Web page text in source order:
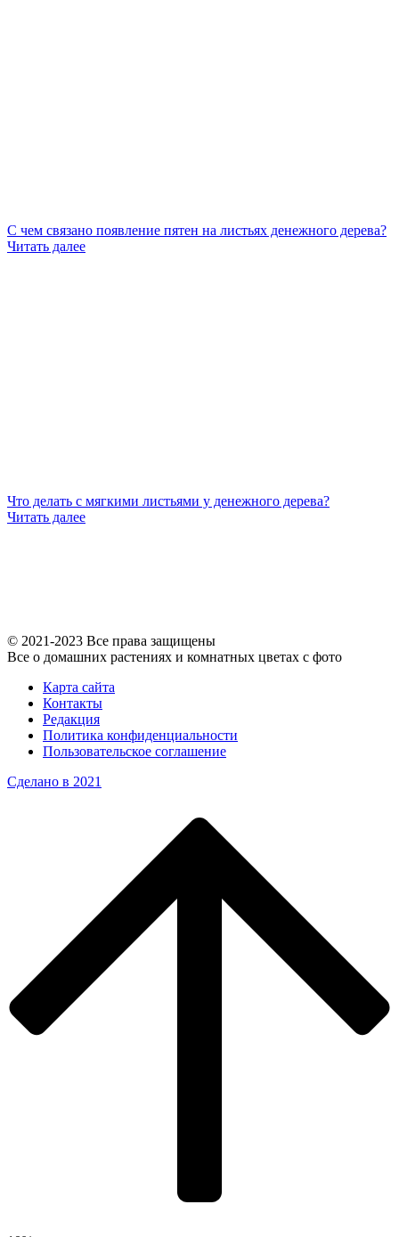
С чем связано появление пятен на листьях денежного дерева?
Читать далее
Что делать с мягкими листьями у денежного дерева?
Читать далее
© 2021-2023 Все права защищены
Все о домашних растениях и комнатных цветах с фото
Карта сайта
Контакты
Редакция
Политика конфиденциальности
Пользовательское соглашение
Сделано в 2021